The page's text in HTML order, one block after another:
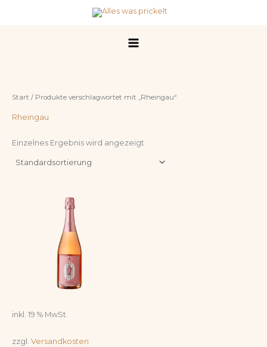
Start / Produkte verschlagwortet mit „Rheingau“
Rheingau
Einzelnes Ergebnis wird angezeigt
inkl. 19 % MwSt.
zzgl. Versandkosten